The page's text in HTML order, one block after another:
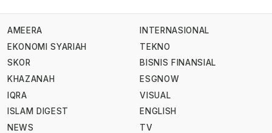
AMEERA
EKONOMI SYARIAH
SKOR
KHAZANAH
IQRA
ISLAM DIGEST
NEWS
INTERNASIONAL
TEKNO
BISNIS FINANSIAL
ESGNOW
VISUAL
ENGLISH
TV